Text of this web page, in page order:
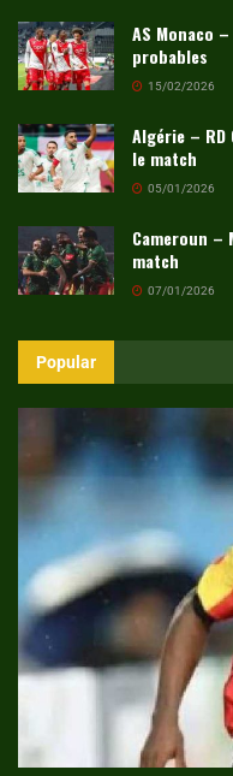
AS Monaco
probables
15/02/2026
Algérie –
le match
05/01/2026
Cameroun –
match
07/01/2026
Popular